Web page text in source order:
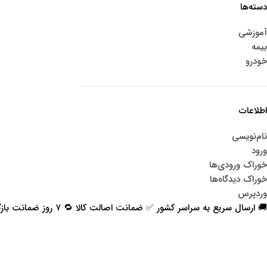
دسته‌ها
آموزشی
بیمه
خودرو
اطلاعات
نام‌نویسی
ورود
خوراک ورودی‌ها
خوراک دیدگاه‌ها
وردپرس
🚚 ارسال سریع به سراسر کشور ✅ ضمانت اصالت کالا 🔁 ۷ روز ضمانت بازگشت 📞 پشتیبانی واقعی